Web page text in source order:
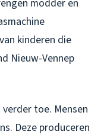
modder en
kinderen die
Nieuw-Vennep
toe. Mensen
Deze produceren